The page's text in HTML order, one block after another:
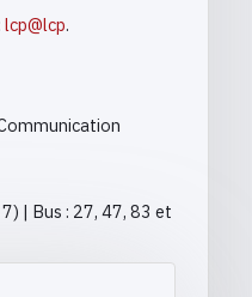
lcp@lcp.
| Bus : 27, 47, 83 et